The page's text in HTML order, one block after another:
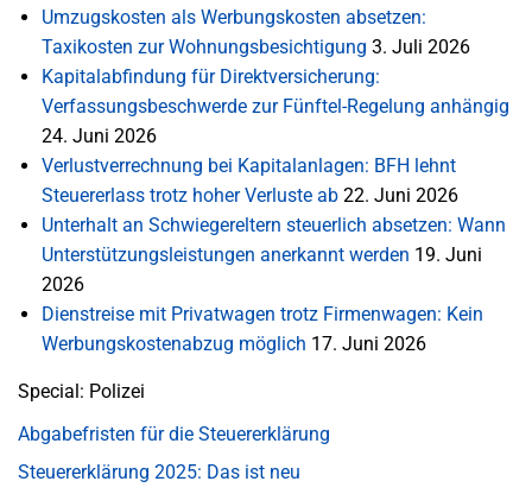
Umzugskosten als Werbungskosten absetzen:
Taxikosten zur Wohnungsbesichtigung 3. Juli 2026
Kapitalabfindung für Direktversicherung:
Verfassungsbeschwerde zur Fünftel-Regelung anhängig
24. Juni 2026
Verlustverrechnung bei Kapitalanlagen: BFH lehnt
Steuererlass trotz hoher Verluste ab 22. Juni 2026
Unterhalt an Schwiegereltern steuerlich absetzen: Wann
Unterstützungsleistungen anerkannt werden 19. Juni
2026
Dienstreise mit Privatwagen trotz Firmenwagen: Kein
Werbungskostenabzug möglich 17. Juni 2026
Special: Polizei
Abgabefristen für die Steuererklärung
Steuererklärung 2025: Das ist neu